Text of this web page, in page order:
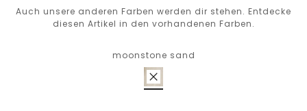
Auch unsere anderen Farben werden dir stehen. Entdecke
diesen Artikel in den vorhandenen Farben.
moonstone sand